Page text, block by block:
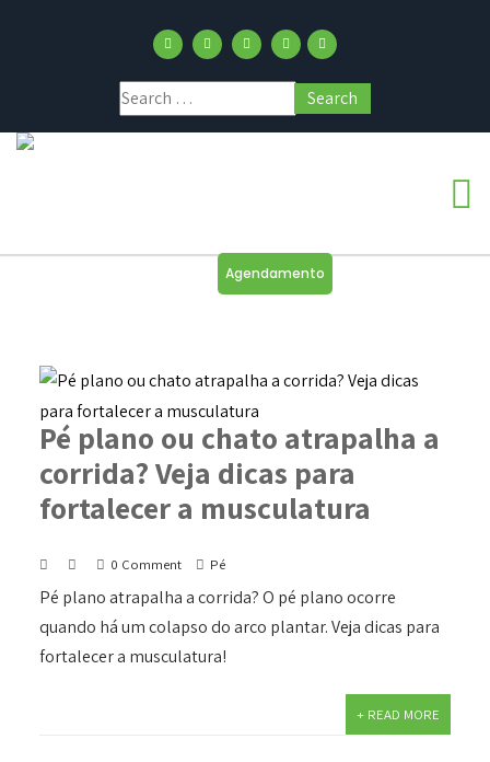
Agendamento
Pé plano ou chato atrapalha a
corrida? Veja dicas para
fortalecer a musculatura
0 Comment Pé
Pé plano atrapalha a corrida? O pé plano ocorre
quando há um colapso do arco plantar. Veja dicas para
fortalecer a musculatura!
+ READ MORE